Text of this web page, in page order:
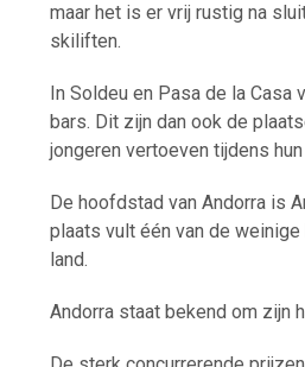
maar het is er vrij rustig na
skiliften.
In Soldeu en Pasa de la Casa
bars. Dit zijn dan ook de
jongeren vertoeven tijdens
De hoofdstad van Andorra is
plaats vult één van de
land.
Andorra staat bekend om zijn